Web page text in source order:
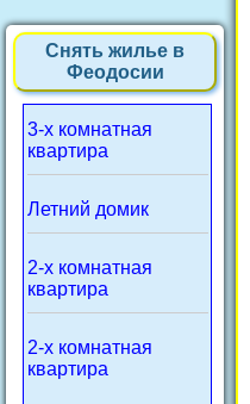
Снять жилье в
Феодосии
3-х комнатная
квартира
Летний домик
2-х комнатная
квартира
2-х комнатная
квартира